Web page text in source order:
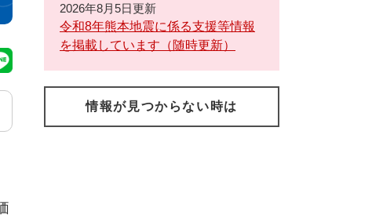
2026年8月5日更新
令和8年熊本地震に係る支援等情報
を掲載しています（随時更新）
情報が見つからない時は